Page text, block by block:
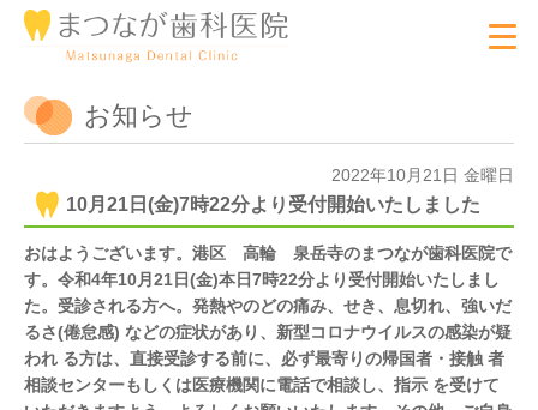
お知らせ
2022年10月21日 金曜日
10月21日(金)7時22分より受付開始いたしました
おはようございます。港区 高輪 泉岳寺のまつなが歯科医院で
す。令和4年10月21日(金)本日7時22分より受付開始いたしまし
た。受診される方へ。発熱やのどの痛み、せき、息切れ、強いだ
るさ(倦怠感) などの症状があり、新型コロナウイルスの感染が疑
われ る方は、直接受診する前に、必ず最寄りの帰国者・接触 者
相談センターもしくは医療機関に電話で相談し、指示 を受けて